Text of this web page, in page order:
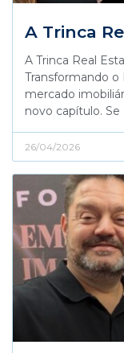
A Trinca
A Trinca Real
Transformando
mercado
novo capítulo. Se
26/04/2026